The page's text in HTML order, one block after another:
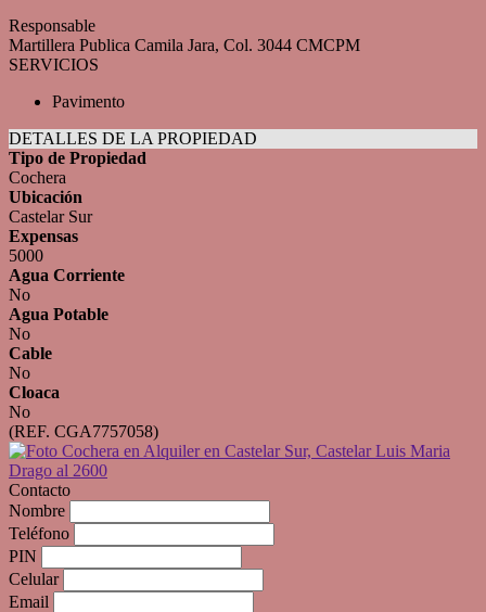
Responsable
Martillera Publica Camila Jara, Col. 3044 CMCPM
SERVICIOS
Pavimento
DETALLES DE LA PROPIEDAD
Tipo de Propiedad
Cochera
Ubicación
Castelar Sur
Expensas
5000
Agua Corriente
No
Agua Potable
No
Cable
No
Cloaca
No
(REF. CGA7757058)
Contacto
Nombre
Teléfono
PIN
Celular
Email